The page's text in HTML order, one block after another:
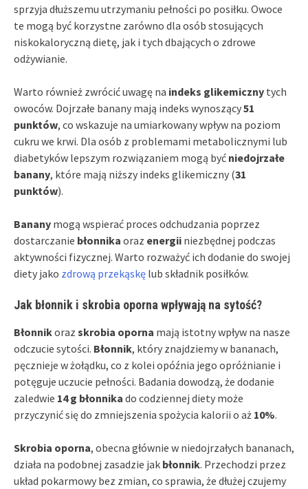
sprzyja dłuższemu utrzymaniu pełności po posiłku. Owoce
te mogą być korzystne zarówno dla osób stosujących
niskokaloryczną dietę, jak i tych dbających o zdrowe
odżywianie.
Warto również zwrócić uwagę na indeks glikemiczny tych
owoców. Dojrzałe banany mają indeks wynoszący51
punktów, co wskazuje na umiarkowany wpływ na poziom
cukru we krwi. Dla osób z problemami metabolicznymi lub
diabetyków lepszym rozwiązaniem mogą być niedojrzałe
banany, które mają niższy indeks glikemiczny (31
punktów).
Banany mogą wspierać proces odchudzania poprzez
dostarczanie błonnika oraz energii niezbędnej podczas
aktywności fizycznej. Warto rozważyć ich dodanie do swojej
diety jako zdrową przekąskę lub składnik posiłków.
Jak błonnik i skrobia oporna wpływają na sytość?
Błonnikoraz skrobia oporna mają istotny wpływ na nasze
odczucie sytości. Błonnik, który znajdziemy w bananach,
pęcznieje w żołądku, co z kolei opóźnia jego opróżnianie i
potęguje uczucie pełności. Badania dowodzą, że dodanie
zaledwie 14 g błonnika do codziennej diety może
przyczynić się do zmniejszenia spożycia kalorii o aż 10%.
Skrobia oporna, obecna głównie w niedojrzałych bananach,
działa na podobnej zasadzie jak błonnik. Przechodzi przez
układ pokarmowy bez zmian, co sprawia, że dłużej czujemy